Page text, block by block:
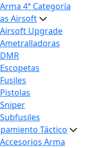
Arma 4ª Categoría
Airsoft
Airsoft Upgrade
Ametralladoras
DMR
Escopetas
Fusiles
Pistolas
Sniper
Subfusiles
Táctico
Accesorios Arma